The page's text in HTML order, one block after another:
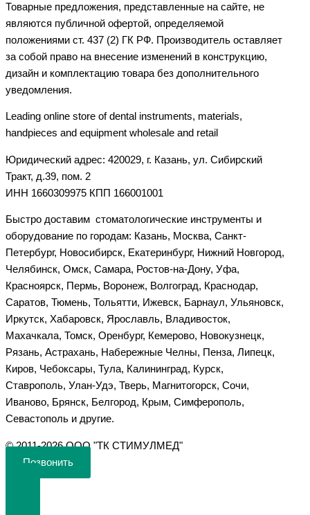
Товарные предложения, представленные на сайте, не
являются публичной офертой, определяемой
положениями ст. 437 (2) ГК РФ. Производитель оставляет
за собой право на внесение изменений в конструкцию,
дизайн и комплектацию товара без дополнительного
уведомления.
Leading online store of dental instruments, materials,
handpieces and equipment wholesale and retail
Юридический адрес: 420029, г. Казань, ул. Сибирский
Тракт, д.39, пом. 2
ИНН 1660309975 КПП 166001001
Быстро доставим стоматологические инструменты и
оборудование по городам: Казань, Москва, Санкт-
Петербург, Новосибирск, Екатеринбург, Нижний Новгород,
Челябинск, Омск, Самара, Ростов-на-Дону, Уфа,
Красноярск, Пермь, Воронеж, Волгоград, Краснодар,
Саратов, Тюмень, Тольятти, Ижевск, Барнаул, Ульяновск,
Иркутск, Хабаровск, Ярославль, Владивосток,
Махачкала, Томск, Оренбург, Кемерово, Новокузнецк,
Рязань, Астрахань, Набережные Челны, Пенза, Липецк,
Киров, Чебоксары, Тула, Калининград, Курск,
Ставрополь, Улан-Удэ, Тверь, Магнитогорск, Сочи,
Иваново, Брянск, Белгород, Крым, Симферополь,
Севастополь и другие.
©️ 2011-2026 ООО "ТК СТИМУЛМЕД"
Позвонить